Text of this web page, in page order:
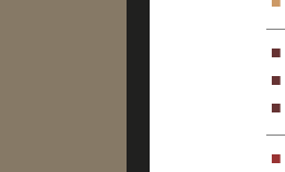
■
■
■
■